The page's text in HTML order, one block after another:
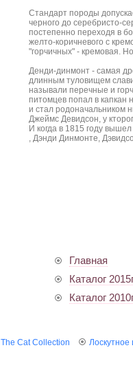
Стандарт породы
черного до серебристо-
постепенно переходя в
желто-коричневого с
"горчичных" - кремовая.
Денди-динмонт - самая
длинным туловищем
называли перечные и
питомцев попал в капкан
и стал родоначальником
Джеймс Девидсон, у
И когда в 1815 году
, Дэнди Динмонте,
Главная
Каталог
Каталог
The Cat Collection
Лоскутное